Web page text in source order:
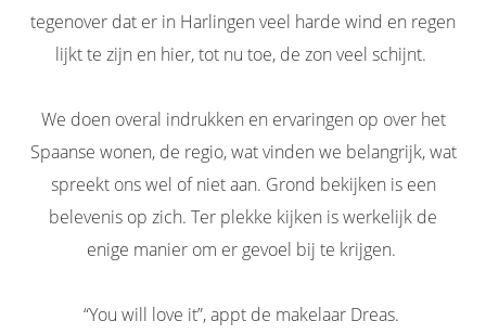
tegenover dat er in Harlingen veel harde wind en regen
lijkt te zijn en hier, tot nu toe, de zon veel schijnt.
We doen overal indrukken en ervaringen op over het
Spaanse wonen, de regio, wat vinden we belangrijk, wat
spreekt ons wel of niet aan. Grond bekijken is een
belevenis op zich. Ter plekke kijken is werkelijk de
enige manier om er gevoel bij te krijgen.
“You will love it”, appt de makelaar Dreas.